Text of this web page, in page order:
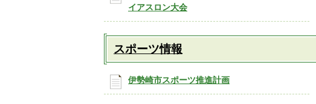
イアスロン大会
スポーツ情報
伊勢崎市スポーツ推進計画